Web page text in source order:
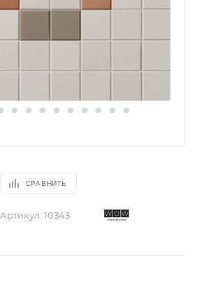
СРАВНИТЬ
Артикул: 10343